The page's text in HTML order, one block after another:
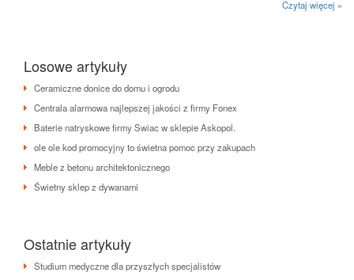
Czytaj więcej »
Losowe artykuły
Ceramiczne donice do domu i ogrodu
Centrala alarmowa najlepszej jakości z firmy Fonex
Baterie natryskowe firmy Swiac w sklepie Askopol.
ole ole kod promocyjny to świetna pomoc przy zakupach
Meble z betonu architektonicznego
Świetny sklep z dywanami
Ostatnie artykuły
Studium medyczne dla przyszłych specjalistów